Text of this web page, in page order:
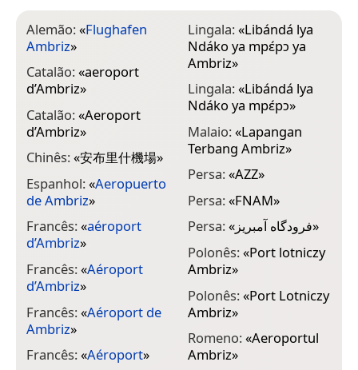
Alemão:«Flughafen
Ambriz»
Catalão:«aeroport
d’Ambriz»
Catalão:«Aeroport
d’Ambriz»
Chinês:«安布里什機場»
Espanhol:«Aeropuerto
de Ambriz»
Francês:«aéroport
d’Ambriz»
Francês:«Aéroport
d’Ambriz»
Francês:«Aéroport de
Ambriz»
Francês:«Aéroport»
Lingala:«Libándá lya
Ndáko ya mpɛ́pɔ ya
Ambriz»
Lingala:«Libándá lya
Ndáko ya mpɛ́pɔ»
Malaio:«Lapangan
Terbang Ambriz»
Persa:«AZZ»
Persa:«FNAM»
Persa:«فرودگاه آمبریز»
Polonês:«Port lotniczy
Ambriz»
Polonês:«Port Lotniczy
Ambriz»
Romeno:«Aeroportul
Ambriz»